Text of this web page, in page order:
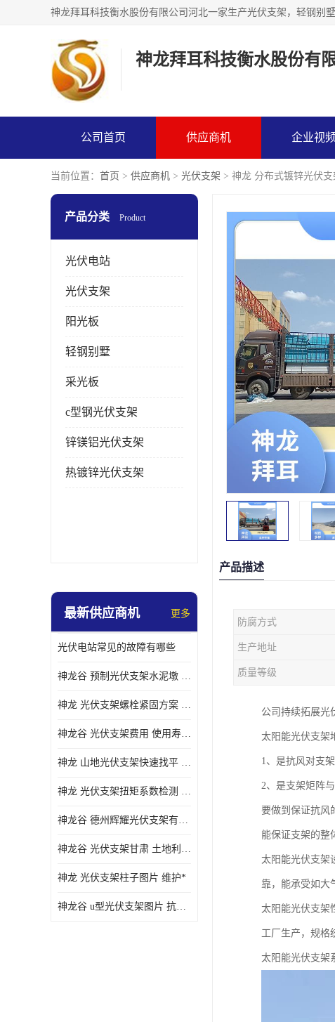
神龙拜耳科技衡水股份有
公司首页 供应商机 企业视频
当前位置： 首页 > 供应商机 > 光伏支架 > 神龙 分布式镀锌光伏
产品分类 Product
光伏电站
光伏支架
阳光板
轻钢别墅
采光板
c型钢光伏支架
锌镁铝光伏支架
热镀锌光伏支架
最新供应商机 更多
光伏电站常见的故障有哪些
神龙谷 预制光伏支架水泥墩 抗震性能优
神龙 光伏支架螺栓紧固方案 土地利用率高
神龙谷 光伏支架费用 使用寿命长
神龙 山地光伏支架快速找平 抗风耐压
神龙 光伏支架扭矩系数检测 适应性强
神龙谷 德州辉耀光伏支架有限公司 材质多样
神龙谷 光伏支架甘肃 土地利用率高
神龙 光伏支架柱子图片 维护*
神龙谷 u型光伏支架图片 抗紫外线
产品描述
防腐方式
生产地址
质量等级
公司持续拓展光
太阳能光伏支架
1、是抗风对支架
2、是支架矩阵
要做到保证抗风
能保证支架的整
太阳能光伏支架
靠，能承受如大
太阳能光伏支架
工厂生产，规格
太阳能光伏支架